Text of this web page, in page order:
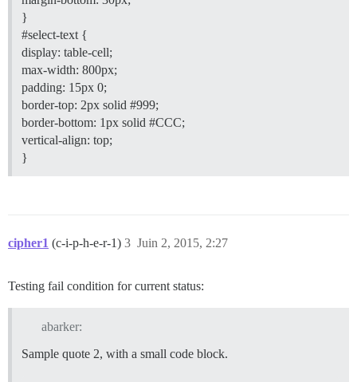
}
#select-text {
display: table-cell;
max-width: 800px;
padding: 15px 0;
border-top: 2px solid #999;
border-bottom: 1px solid #CCC;
vertical-align: top;
}
cipher1 (c-i-p-h-e-r-1) Juin 2, 2015, 2:27
3
Testing fail condition for current status:
abarker:
Sample quote 2, with a small code block.